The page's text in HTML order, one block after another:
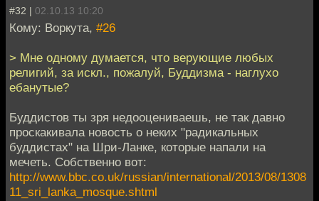
#32 | 02.10.13 10:20
Кому: Воркута, #26
> Мне одному думается, что верующие любых
религий, за искл., пожалуй, Буддизма - наглухо
ебанутые?
Буддистов ты зря недооцениваешь, не так давно
проскакивала новость о неких "радикальных
буддистах" на Шри-Ланке, которые напали на
мечеть. Собственно вот:
http://www.bbc.co.uk/russian/international/2013/08/1308
11_sri_lanka_mosque.shtml